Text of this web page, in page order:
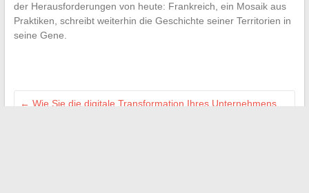
der Herausforderungen von heute: Frankreich, ein Mosaik aus
Praktiken, schreibt weiterhin die Geschichte seiner Territorien in
seine Gene.
← Wie Sie die digitale Transformation Ihres Unternehmens